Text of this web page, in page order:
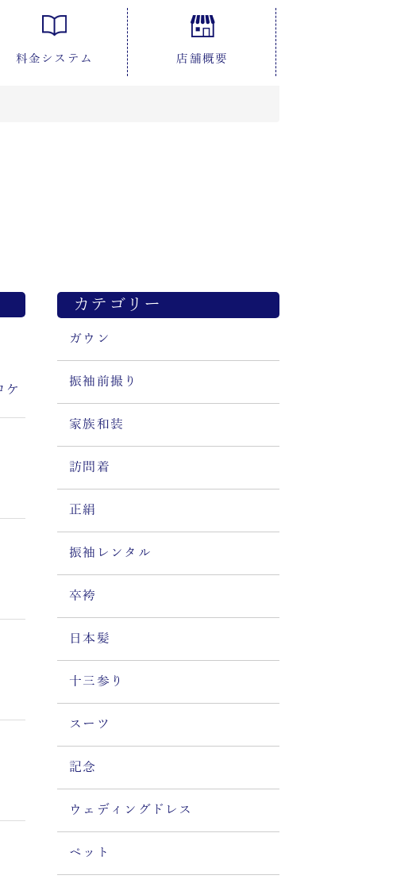
料金システム 店舗概要
カテゴリー
ガウン
振袖前撮り
家族和装
訪問着
正絹
振袖レンタル
卒袴
日本髪
十三参り
スーツ
記念
ウェディングドレス
ペット